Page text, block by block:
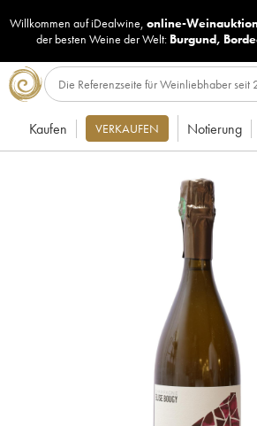
Willkommen auf iDealwine, online-
der besten Weine der Welt: Burgund,
Kaufen VERKAUFEN Notierung